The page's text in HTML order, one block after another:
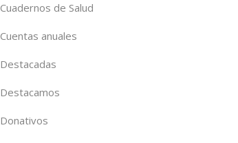
Cuadernos de Salud
Cuentas anuales
Destacadas
Destacamos
Donativos